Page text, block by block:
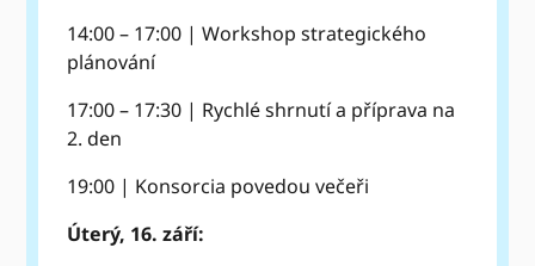
14:00 – 17:00 | Workshop strategického
plánování
17:00 – 17:30 | Rychlé shrnutí a příprava na
2. den
19:00 | Konsorcia povedou večeři
Úterý, 16. září: